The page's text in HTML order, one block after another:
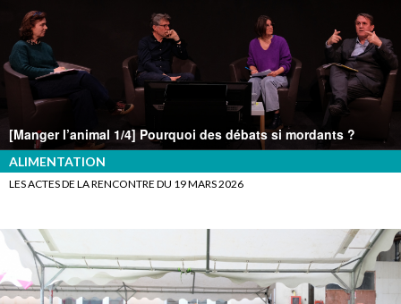
[Manger l’animal 1/4] Pourquoi des débats si mordants ?
ALIMENTATION
LES ACTES DE LA RENCONTRE DU 19 MARS 2026